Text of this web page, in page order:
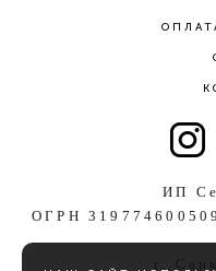
ИП
ОГРН
г.